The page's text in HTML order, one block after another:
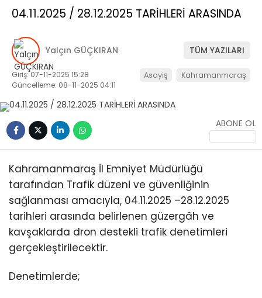
WhatsApp
İhbar Hattı
ASAYIŞ
DÜNYA
SPOR
SAĞLIK
SERVISLER
04.11.2025 / 28.12.2025 TARİHLERİ ARASINDA
Yalçın GÜÇKIRAN TÜM YAZILARI
Giriş: 07-11-2025 15:28
Güncelleme: 08-11-2025 04:11
Asayiş Kahramanmaraş
ABONE OL
Kahramanmaraş İl Emniyet Müdürlüğü
tarafından Trafik düzeni ve güvenliğinin
sağlanması amacıyla, 04.11.2025 –28.12.2025
tarihleri arasında belirlenen güzergâh ve
kavşaklarda dron destekli trafik denetimleri
gerçekleştirilecektir.
Denetimlerde;